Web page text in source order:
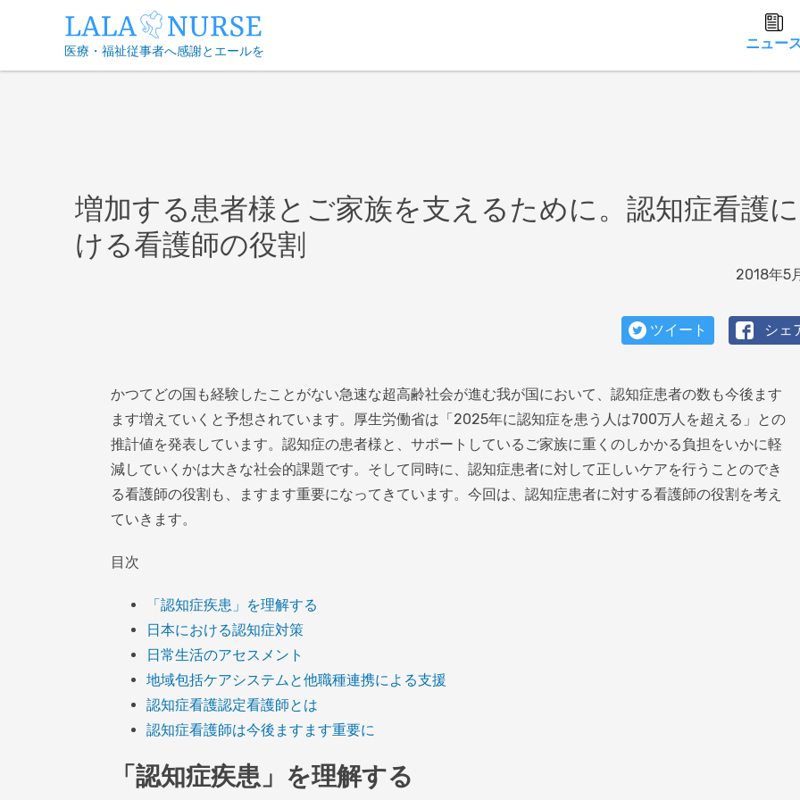
医療・福祉従事者へ感謝とエールを ニュー
増加する患者様とご家族を支えるために。認知症看護
ける看護師の役割
2018年5
ツイート シェ
かつてどの国も経験したことがない急速な超高齢社会が進む我が国において、認知症患者の数も今後ます
ます増えていくと予想されています。厚生労働省は「2025年に認知症を患う人は700万人を超える」との
推計値を発表しています。認知症の患者様と、サポートしているご家族に重くのしかかる負担をいかに軽
減していくかは大きな社会的課題です。そして同時に、認知症患者に対して正しいケアを行うことのでき
る看護師の役割も、ますます重要になってきています。今回は、認知症患者に対する看護師の役割を考え
ていきます。
目次
「認知症疾患」を理解する
日本における認知症対策
日常生活のアセスメント
地域包括ケアシステムと他職種連携による支援
認知症看護認定看護師とは
認知症看護師は今後ますます重要に
「認知症疾患」を理解する